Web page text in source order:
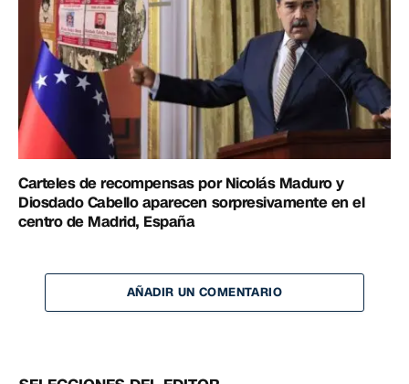
Carteles de recompensas por Nicolás Maduro y
Diosdado Cabello aparecen sorpresivamente en el
centro de Madrid, España
AÑADIR UN COMENTARIO